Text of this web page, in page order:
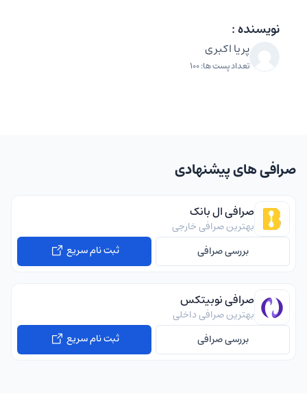
نویسنده :
پریا اکبری
تعداد پست ها: 100
صرافی های پیشنهادی
صرافی ال بانک
بهترین صرافی خارجی
بررسی صرافی
ثبت نام سریع
صرافی نوبیتکس
بهترین صرافی داخلی
بررسی صرافی
ثبت نام سریع